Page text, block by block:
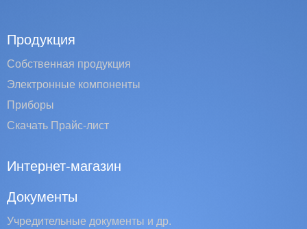
Продукция
Собственная продукция
Электронные компоненты
Приборы
Скачать Прайс-лист
Интернет-магазин
Документы
Учредительные документы и др.